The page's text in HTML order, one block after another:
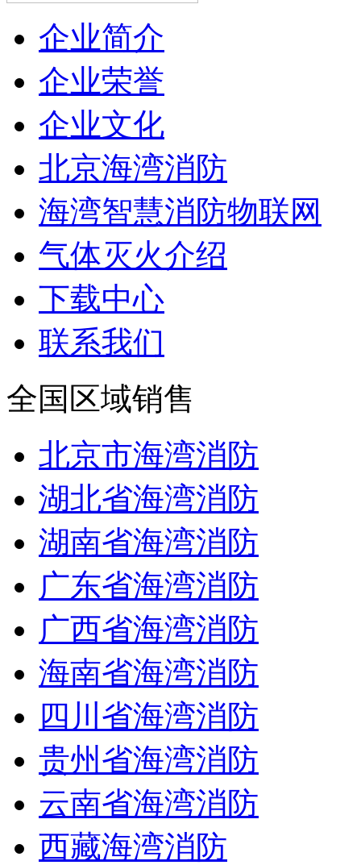
企业简介
企业荣誉
企业文化
北京海湾消防
海湾智慧消防物联网
气体灭火介绍
下载中心
联系我们
全国区域销售
北京市海湾消防
湖北省海湾消防
湖南省海湾消防
广东省海湾消防
广西省海湾消防
海南省海湾消防
四川省海湾消防
贵州省海湾消防
云南省海湾消防
西藏海湾消防